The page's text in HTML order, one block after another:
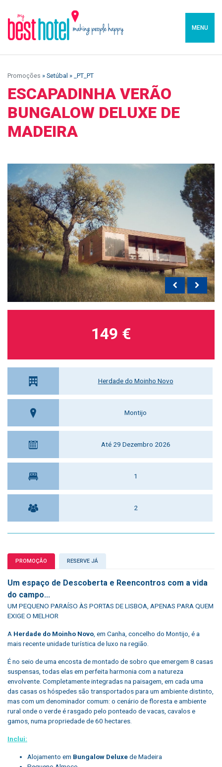
MENU
Promoções » Setúbal » _PT_PT
ESCAPADINHA VERÃO
BUNGALOW DELUXE DE
MADEIRA
Herdade do Moinho Novo
Montijo
Até 29 Dezembro 2026
1
2
149 €
PROMOÇÃO RESERVE JÁ
Um espaço de Descoberta e Reencontros com a vida
do campo...
UM PEQUENO PARAÍSO ÀS PORTAS DE LISBOA, APENAS PARA QUEM
EXIGE O MELHOR
A Herdade do Moinho Novo , em Canha, concelho do Montijo, é a
mais recente unidade turística de luxo na região.
É no seio de uma encosta de montado de sobro que emergem 8 casas
suspensas, todas elas em perfeita harmonia com a natureza
envolvente. Completamente integradas na paisagem, em cada uma
das casas os hóspedes são transportados para um ambiente distinto,
mas com um denominador comum: o cenário de floresta e ambiente
rural onde o verde é rasgado pelo ponteado de vacas, cavalos e
gamos, numa propriedade de 60 hectares.
Inclui:
Alojamento em Bungalow Deluxede Madeira